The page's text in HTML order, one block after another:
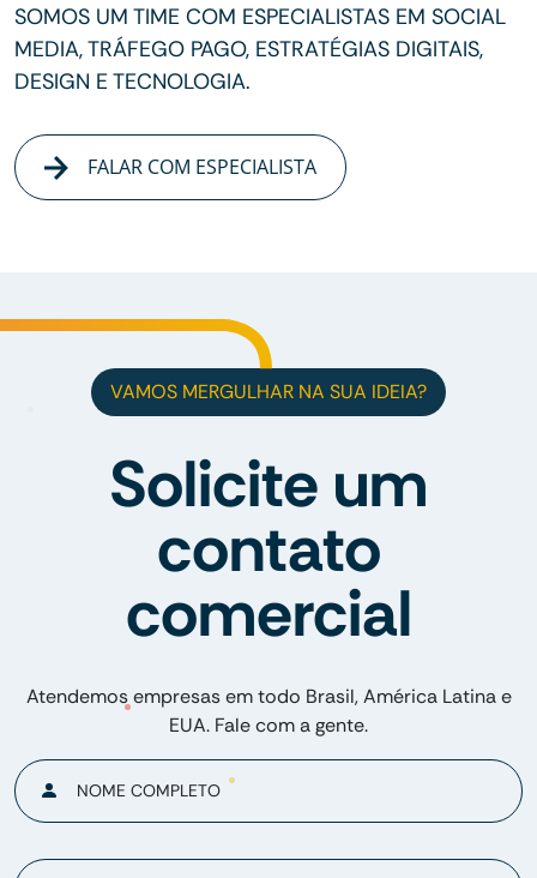
SOMOS UM TIME COM ESPECIALISTAS EM SOCIAL
MEDIA, TRÁFEGO PAGO, ESTRATÉGIAS DIGITAIS,
DESIGN E TECNOLOGIA.
FALAR COM ESPECIALISTA
VAMOS MERGULHAR NA SUA IDEIA?
Solicite um
contato
comercial
Atendemos empresas em todo Brasil, América Latina e
EUA. Fale com a gente.
NOME COMPLETO